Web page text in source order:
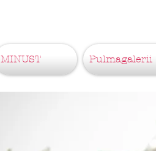
MINUST Pulmagalerii